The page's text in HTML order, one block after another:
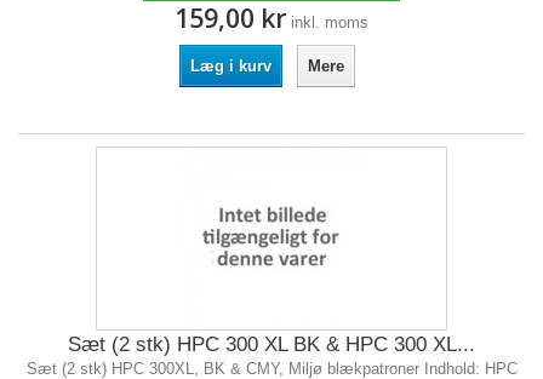
159,00 kr inkl. moms
Læg i kurv Mere
Sæt (2 stk) HPC 300 XL BK & HPC 300 XL...
Sæt (2 stk) HPC 300XL, BK & CMY, Miljø blækpatroner Indhold: HPC